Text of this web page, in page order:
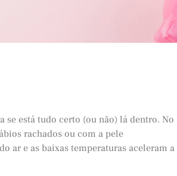
se está tudo certo (ou não) lá dentro. No
rachados ou com a pele
ar e as baixas temperaturas aceleram a